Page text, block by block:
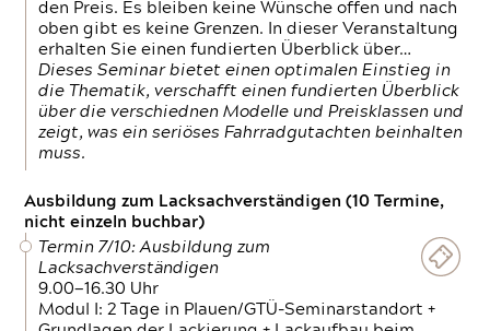
den Preis. Es bleiben keine Wünsche offen und nach
oben gibt es keine Grenzen. In dieser Veranstaltung
erhalten Sie einen fundierten Überblick über…
Dieses Seminar bietet einen optimalen Einstieg in
die Thematik, verschafft einen fundierten Überblick
über die verschiednen Modelle und Preisklassen und
zeigt, was ein seriöses Fahrradgutachten beinhalten
muss.
Ausbildung zum Lacksachverständigen (10 Termine,
nicht einzeln buchbar)
Termin 7/10: Ausbildung zum
Lacksachverständigen
9.00—16.30 Uhr
Modul I: 2 Tage in Plauen/GTÜ-Seminarstandort +